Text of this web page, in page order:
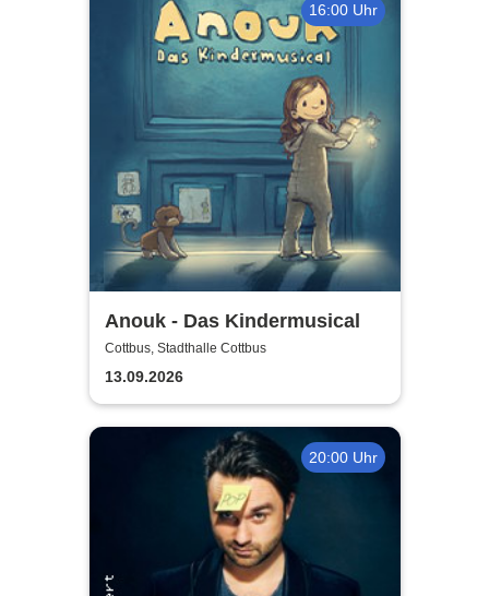
16:00 Uhr
Anouk - Das Kindermusical
Cottbus, Stadthalle Cottbus
13.09.2026
20:00 Uhr